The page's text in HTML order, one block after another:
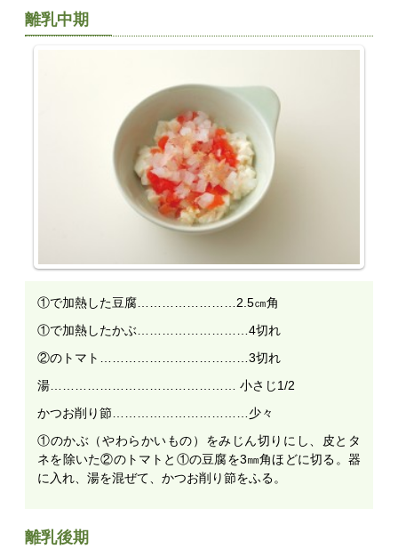
離乳中期
①で加熱した豆腐……………………2.5㎝角
①で加熱したかぶ………………………4切れ
②のトマト………………………………3切れ
湯……………………………………… 小さじ1/2
かつお削り節……………………………少々
①のかぶ（やわらかいもの）をみじん切りにし、皮とタ
ネを除いた②のトマトと①の豆腐を3㎜角ほどに切る。器
に入れ、湯を混ぜて、かつお削り節をふる。
離乳後期